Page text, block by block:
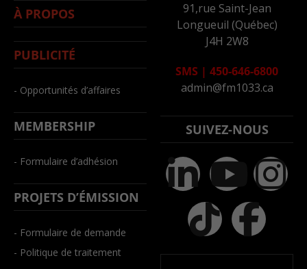
À PROPOS
PUBLICITÉ
- Opportunités d’affaires
MEMBERSHIP
- Formulaire d’adhésion
PROJETS D’ÉMISSION
- Formulaire de demande
- Politique de traitement
91,rue Saint-Jean
Longueuil (Québec)
J4H 2W8
SMS | 450-646-6800
admin@fm1033.ca
SUIVEZ-NOUS